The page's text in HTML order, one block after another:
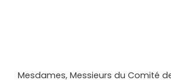
Mesdames, Messieurs du Comité